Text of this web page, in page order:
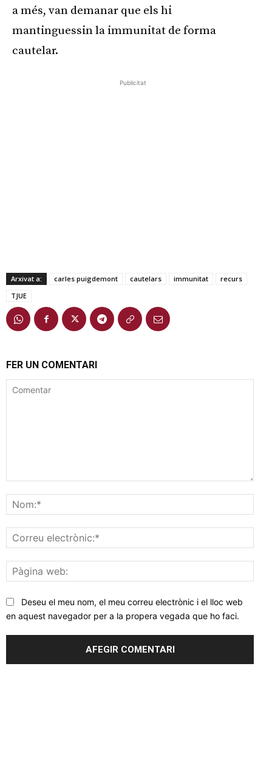
a més, van demanar que els hi
mantinguessin la immunitat de forma
cautelar.
Publicitat
Arxivat a: carles puigdemont cautelars immunitat
recurs
TJUE
FER UN COMENTARI
web:
Deseu el meu nom, el meu correu electrònic i el lloc web
en aquest navegador per a la propera vegada que ho faci.